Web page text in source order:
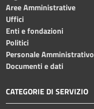
Aree Amministrative
Uffici
Enti e fondazioni
Politici
Personale Amministrativo
Documenti e dati
CATEGORIE DI SERVIZIO